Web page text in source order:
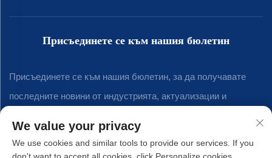
Присъединете се към нашия бюлетин
Присъединете се към нашия бюлетин, за да получавате
последните новини от индустрията, актуализации и
We value your privacy
We use cookies and similar tools to provide our services. If you